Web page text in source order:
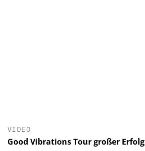
VIDEO
Good Vibrations Tour großer Erfolg